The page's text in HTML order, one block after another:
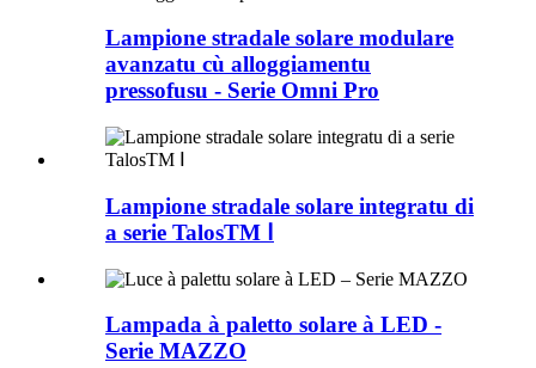
Lampione stradale solare modulare
avanzatu cù alloggiamentu
pressofusu - Serie Omni Pro
Lampione stradale solare integratu di
a serie TalosTM Ⅰ
Lampada à paletto solare à LED -
Serie MAZZO